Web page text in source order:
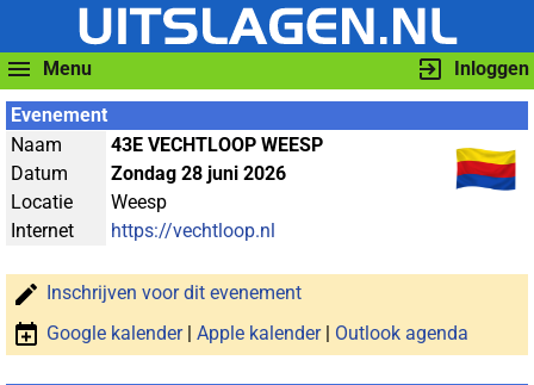
Menu Inloggen
Evenement
Naam
43E VECHTLOOP WEESP
Datum
Zondag 28 juni 2026
Locatie
Weesp
Internet
https://vechtloop.nl
Inschrijven voor dit evenement
Google kalender| Apple kalender| Outlook agenda